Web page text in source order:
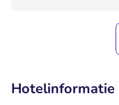
Hotelinformatie